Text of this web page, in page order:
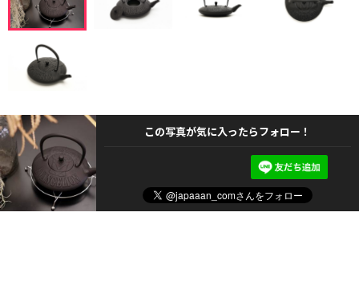
この写真が気に入ったらフォロー！